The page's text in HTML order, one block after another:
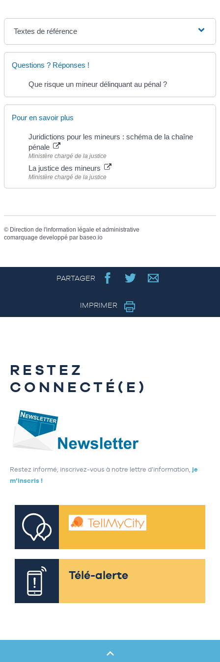
Textes de référence
Questions ? Réponses !
Que risque un mineur délinquant au pénal ?
Pour en savoir plus
Juridictions pour les mineurs : schéma de la chaîne
pénale
Ministère chargé de la justice
La justice des mineurs
Ministère chargé de la justice
© Direction de l'information légale et administrative
comarquage developpé par baseo.io
PARTAGER
IMPRIMER
RESTEZ
CONNECTÉ(E)
Restez informé, inscrivez-vous à notre lettre d’information, je
m’inscris !
Télé-alerte